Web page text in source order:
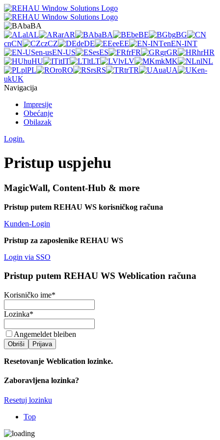
baBA
alAL arAR baBA beBE bgBG
cnCN czCZ deDE eeEE enEN-INT
en-usEN-US esES frFR grGR hrHR
huHU itIT ltLT lvLV mkMK nlNL
plPL roRO rsRS trTR uaUA
en-
ukUK
Navigacija
Impresije
Obećanje
Obilazak
Login.
Pristup uspjehu
MagicWall, Content-Hub & more
Pristup putem REHAU WS korisničkog računa
Kunden-Login
Pristup za zaposlenike REHAU WS
Login via SSO
Pristup putem REHAU WS Weblication računa
Korisničko ime*
Lozinka*
Angemeldet bleiben
Obriši Prijava
Resetovanje Weblication lozinke.
Zaboravljena lozinka?
Resetuj lozinku
Top